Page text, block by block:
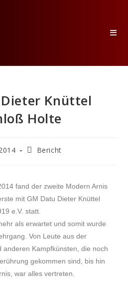
Knüttel
Holte
Bericht
fand der zweite Modern Arnis
mit GM Datu Dieter Knüttel
e.V. statt.
als erwartet und somit wurde
Von Leute aus der
anderen Kampfkünsten, die noch
gekommen sind, bis hin
war alles vertreten.